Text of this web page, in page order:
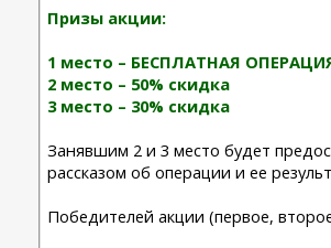
Призы акции:
1 место – БЕСПЛАТНАЯ
2 место – 50% скидка
3 место – 30% скидка
Занявшим 2 и 3 место будет
рассказом об операции и ее
Победителей акции (первое,